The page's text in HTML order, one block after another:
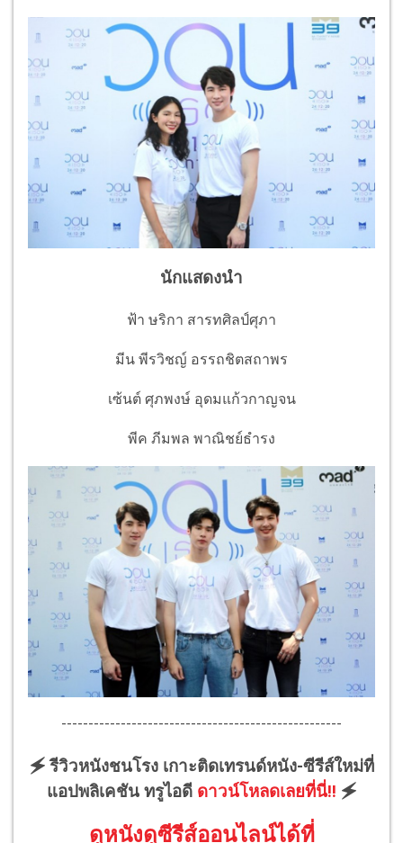
นักแสดงนำ
ฟ้า ษริกา สารทศิลป์ศุภา
มีน พีรวิชญ์ อรรถชิตสถาพร
เซ้นต์ ศุภพงษ์ อุดมแก้วกาญจน
พีค ภีมพล พาณิชย์ธำรง
----------------------------------------------------
🗲 รีวิวหนังชนโรง เกาะติดเทรนด์หนัง-ซีรีส์ใหม่ที่
แอปพลิเคชัน ทรูไอดี ดาวน์โหลดเลยที่นี่!! 🗲
ดูหนังดูซีรีส์ออนไลน์ได้ที่